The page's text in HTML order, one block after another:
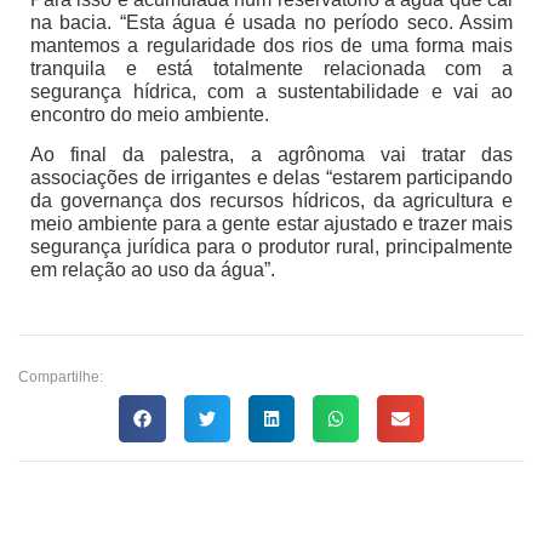
na bacia. “Esta água é usada no período seco. Assim
mantemos a regularidade dos rios de uma forma mais
tranquila e está totalmente relacionada com a
segurança hídrica, com a sustentabilidade e vai ao
encontro do meio ambiente.
Ao final da palestra, a agrônoma vai tratar das
associações de irrigantes e delas “estarem participando
da governança dos recursos hídricos, da agricultura e
meio ambiente para a gente estar ajustado e trazer mais
segurança jurídica para o produtor rural, principalmente
em relação ao uso da água”.
Compartilhe: